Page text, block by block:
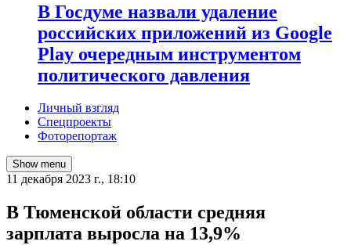
В Госдуме назвали удаление
российских приложений из Google
Play очередным инструментом
политического давления
Личный взгляд
Спецпроекты
Фоторепортаж
Show menu
11 декабря 2023 г., 18:10
В Тюменской области средняя
зарплата выросла на 13,9%